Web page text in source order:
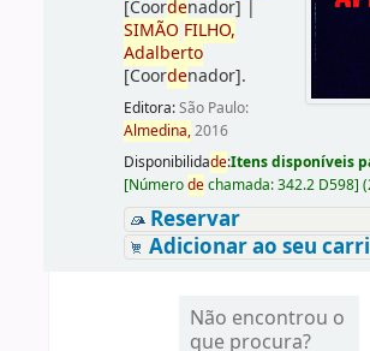
[Coordenador] |
SIMÃO FILHO,
Adalberto
[Coordenador].
Editora:São Paulo:
Almedina,2016
Disponibilidade:Itens disponíveis
[Númerodechamada:342.2 D598]
Reservar
Adicionar ao seu
Não encontrou o
que procura?